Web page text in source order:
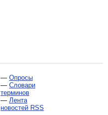
— Опросы
— Словари
терминов
— Лента
новостей RSS